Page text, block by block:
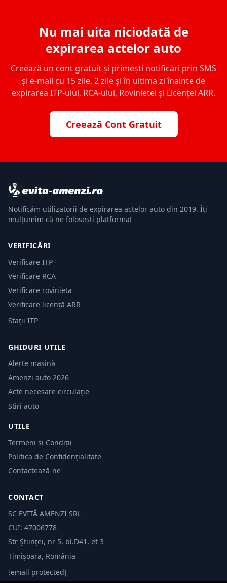
Nu mai uita niciodată de
expirarea actelor auto
Creează un cont gratuit și primești notificări prin SMS
și e-mail cu 15 zile, 2 zile și în ultima zi înainte de
expirarea ITP-ului, RCA-ului, Rovinietei și Licenței ARR.
Creează Cont Gratuit
Notificăm utilizatorii de expirarea actelor auto din 2019. Îți
mulțumim că ne folosești platforma!
VERIFICĂRI
Verificare ITP
Verificare RCA
Verificare rovinieta
Verificare licență ARR
Stații ITP
GHIDURI UTILE
Alerte mașină
Amenzi auto 2026
Acte necesare circulație
Știri auto
UTILE
Termeni și Condiții
Politica de Confidențialitate
Contactează-ne
CONTACT
SC EVITĂ AMENZI SRL
CUI: 47006778
Str Științei, nr 5, bl.D41, et 3
Timișoara, România
[email protected]